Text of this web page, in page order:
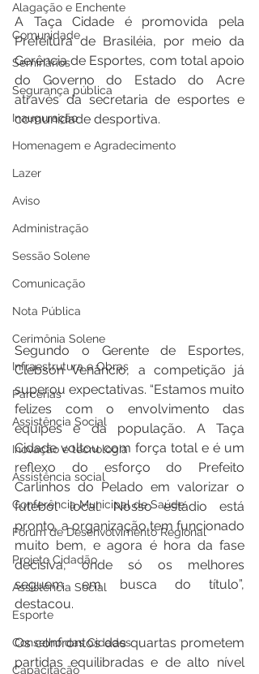
Alagação e Enchente
Comunidade
Seminários
Segurança pública
Inauguração
Homenagem e Agradecimento
Lazer
Aviso
Administração
Sessão Solene
Comunicação
Nota Pública
Cerimônia Solene
Infraestrutura e Obras
Parcerias
Assistência Social
Inovação e tecnologia
Assistência social
Conferência Municipal de Saúde
Fórum de Desenvolvimento Regional
Projeto Cidadão
Assistência Social
Esporte
Conselho das Cidades
Capacitação
A Taça Cidade é promovida pela
Prefeitura de Brasiléia, por meio da
Gerência de Esportes, com total apoio
do Governo do Estado do Acre
através da secretaria de esportes e
comunidade desportiva.
Segundo o Gerente de Esportes,
Clebson Venâncio, a competição já
superou expectativas. “Estamos muito
felizes com o envolvimento das
equipes e da população. A Taça
Cidade voltou com força total e é um
reflexo do esforço do Prefeito
Carlinhos do Pelado em valorizar o
futebol local. Nosso estádio está
pronto, a organização tem funcionado
muito bem, e agora é hora da fase
decisiva, onde só os melhores
seguem em busca do título”,
destacou.
Os confrontos das quartas prometem
partidas equilibradas e de alto nível